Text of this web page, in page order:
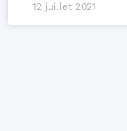
12 juillet 2021